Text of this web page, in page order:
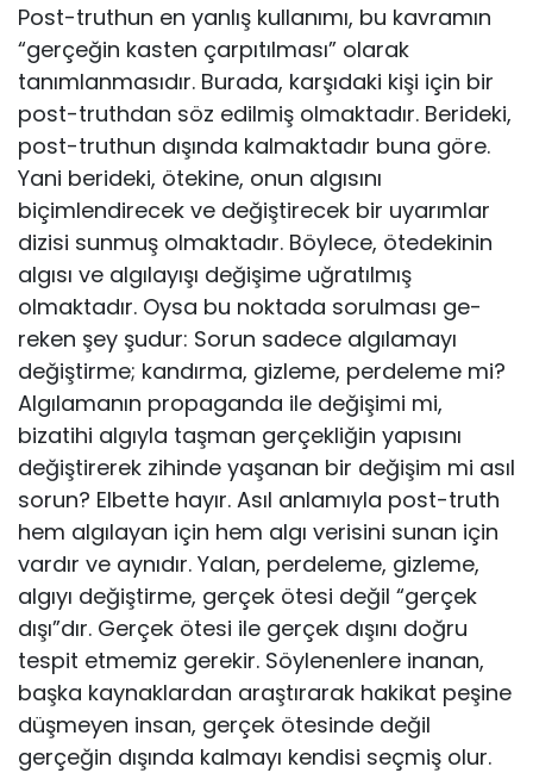
Post-truthun en yanlış kullanımı, bu kavramın
“gerçeğin kasten çarpıtıl­ması” olarak
tanımlanmasıdır. Burada, karşıdaki kişi için bir
post-truthdan söz edilmiş olmaktadır. Berideki,
post-truthun dışında kalmaktadır buna göre.
Yani berideki, ötekine, onun algısını
biçimlendirecek ve değiştire­cek bir uyarımlar
dizisi sunmuş olmaktadır. Böylece, ötedekinin
algısı ve algılayışı değişime uğratılmış
olmaktadır. Oysa bu noktada sorulması ge­
reken şey şudur: Sorun sadece algılamayı
değiştirme; kandırma, gizleme, perdeleme mi?
Algılamanın propaganda ile değişimi mi,
bizatihi algıyla taşman gerçekliğin yapısını
değiştirerek zihinde yaşanan bir değişim mi asıl
sorun? Elbette hayır. Asıl anlamıyla post-truth
hem algılayan için hem algı verisini sunan için
vardır ve aynıdır. Yalan, perdeleme, gizleme,
algıyı değiştirme, gerçek ötesi değil “gerçek
dışı”dır. Gerçek ötesi ile gerçek dışını doğru
tespit etmemiz gerekir. Söylenenlere inanan,
başka kaynaklardan araştırarak hakikat peşine
düşmeyen insan, gerçek ötesinde değil
gerçeğin dışında kalmayı kendisi seçmiş olur.